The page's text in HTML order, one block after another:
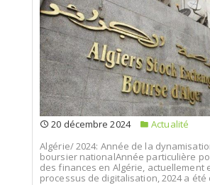
20 décembre 2024
Actualité
Algérie/ 2024: Année de la
boursier nationalAnnée particulière
des finances en Algérie, actuellement
processus de digitalisation, 2024 a été